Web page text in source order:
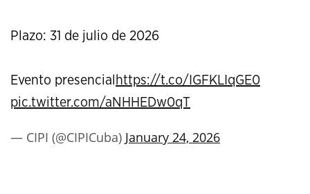
Plazo: 31 de julio de 2026
Evento presencial https://t.co/IGFKLIqGE0
pic.twitter.com/aNHHEDw0qT
— CIPI (@CIPICuba) January 24, 2026